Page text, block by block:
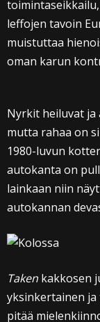
leffojen tavoin
muistuttaa
oman karun
Nyrkit heiluvat
mutta rahaa on
1980-luvun
autokanta on
lainkaan niin
autokannan
Taken kakkosen
yksinkertainen
pitää